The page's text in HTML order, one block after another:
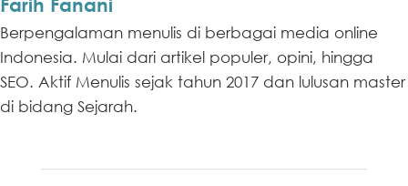
Berpengalaman menulis di berbagai media online
Indonesia. Mulai dari artikel populer, opini, hingga
SEO. Aktif Menulis sejak tahun 2017 dan lulusan master
di bidang Sejarah.